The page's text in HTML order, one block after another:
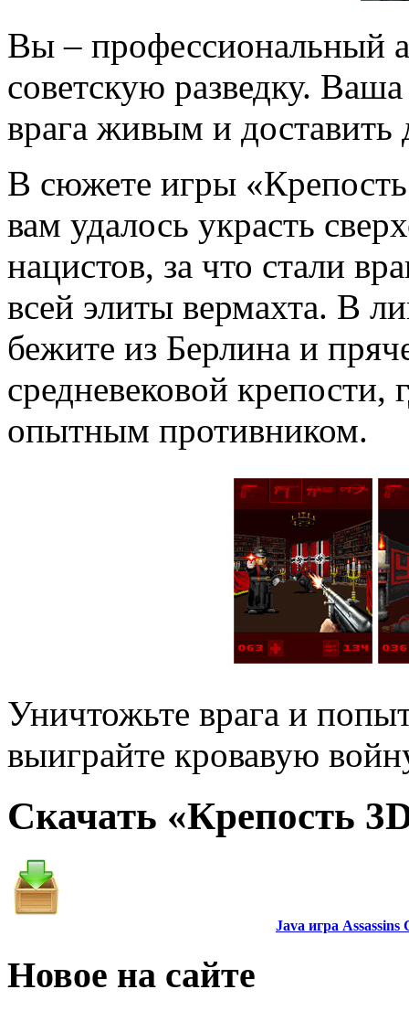
Вы – профессиональный
советскую разведку.
врага живым и
В сюжете игры
вам удалось украсть
нацистов, за что стали
всей элиты вермахта. В
бежите из Берлина и
средневековой крепости,
опытным противником.
Уничтожьте врага и
выиграйте кровавую
Скачать «Крепость
Java игра
Новое на сайте